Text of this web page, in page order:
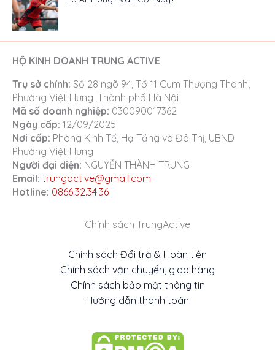
HỘ KINH DOANH TRUNG ACTIVE
Trụ sở chính: Số 28 ngõ 94, Tổ 11 Cụm Thượng Thanh,
Phường Việt Hưng, Thành phố Hà Nội
Mã số doanh nghiệp: 030090017362
Ngày cấp: 12/09/2025
Nơi cấp: Phòng Kinh Tế, Hạ Tầng và Đô Thị, UBND
Phường Việt Hưng
Người đại diện: NGUYỄN THÀNH TRUNG
Email: trungactive@gmail.com
Hotline: 0866.32.34.36
Chính sách TrungActive
Chính sách Đổi trả & Hoàn tiền
Chính sách vận chuyển, giao hàng
Chính sách bảo mật thông tin
Hướng dẫn thanh toán